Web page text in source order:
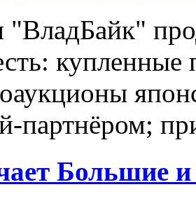
"ВладБайк"
купленные
партнёром;
Большие